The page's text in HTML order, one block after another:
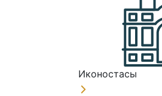
Иконостасы